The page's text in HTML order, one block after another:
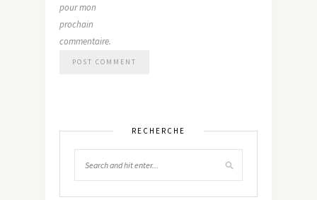
pour mon
prochain
commentaire.
RECHERCHE